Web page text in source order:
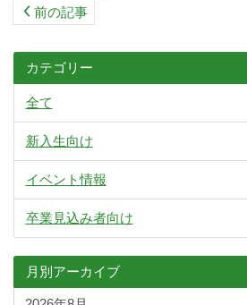
前の記事
カテゴリー
全て
新入生向け
イベント情報
卒業見込み者向け
月別アーカイブ